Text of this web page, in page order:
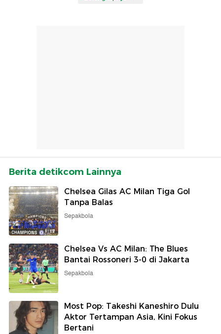
Berita detikcom Lainnya
Chelsea Gilas AC Milan Tiga Gol
Tanpa Balas
Sepakbola
Chelsea Vs AC Milan: The Blues
Bantai Rossoneri 3-0 di Jakarta
Sepakbola
Most Pop: Takeshi Kaneshiro Dulu
Aktor Tertampan Asia, Kini Fokus
Bertani